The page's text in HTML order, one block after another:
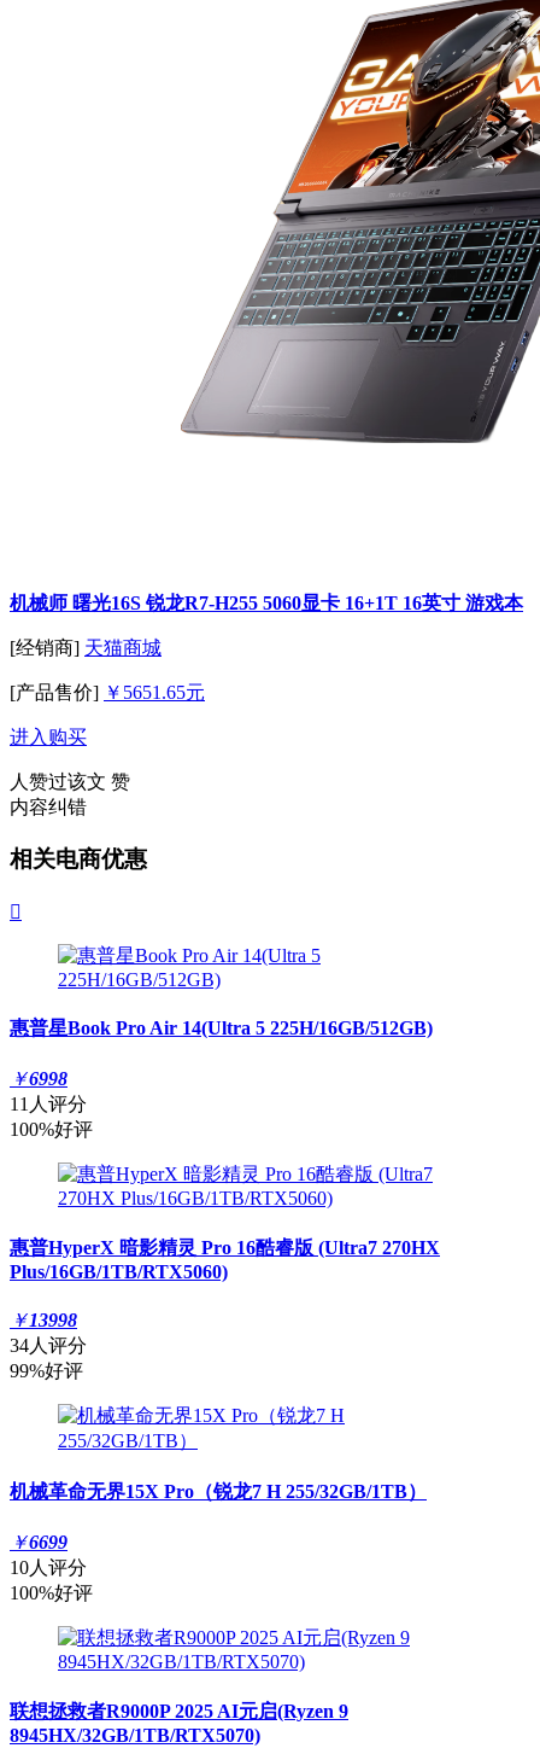
机械师 曙光16S 锐龙R7-H255 5060显卡 16+1T 16英寸 游戏本
[经销商] 天猫商城
[产品售价] ￥5651.65元
进入购买
人赞过该文 赞
内容纠错
相关电商优惠

惠普星Book Pro Air 14(Ultra 5 225H/16GB/512GB)
￥6998
11人评分
100%好评
惠普HyperX 暗影精灵 Pro 16酷睿版 (Ultra7 270HX
Plus/16GB/1TB/RTX5060)
￥13998
34人评分
99%好评
机械革命无界15X Pro（锐龙7 H 255/32GB/1TB）
￥6699
10人评分
100%好评
联想拯救者R9000P 2025 AI元启(Ryzen 9
8945HX/32GB/1TB/RTX5070)